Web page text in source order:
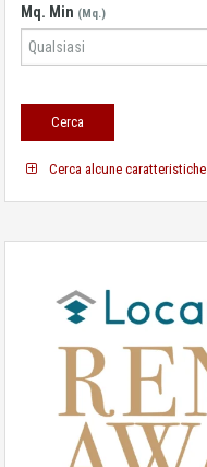
Mq. Min (Mq.)
Cerca alcune caratteristiche